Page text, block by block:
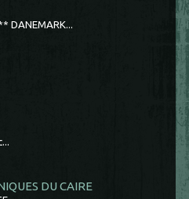
DANEMARK...
DU CAIRE